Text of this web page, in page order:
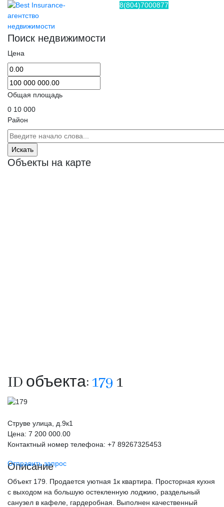
8(804)7000877
Поиск недвижимости
Цена
Общая площадь
0 10 000
Район
Объекты на карте
ID объекта:179 1
Струве улица, д.9к1
Цена: 7 200 000.00
Контактный номер телефона: +7 89267325453
Отправить запрос
Описание
Объект 179. Продается уютная 1к квартира. Просторная кухня
с выходом на большую остекленную лоджию, раздельный
санузел в кафеле, гардеробная. Выполнен качественный